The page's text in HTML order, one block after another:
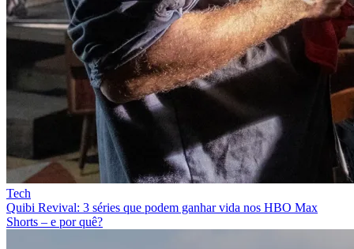
Tech
Quibi Revival: 3 séries que podem ganhar vida nos HBO Max
Shorts – e por quê?